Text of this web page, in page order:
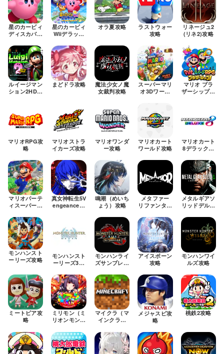
星のカービィ
ディスカバリ
星のカービィ
Wiiデラック
オラ夏攻略
ラストウォー
攻略
リネージュ2
(リネ2)攻略
ルイージマン
ション2HD攻
まどドラ攻略
魔法少女ノ魔
女裁判攻略
スーパーマリ
オ3Dワール
マリオ ブラ
ザーシップ攻
マリオRPG攻
略
マリオストラ
イカーズ攻略
マリオワンダ
ー攻略
マリオカート
ワールド攻略
マリオカート
8デラックス
マリオパーテ
ィスーパース
真女神転生5V
engeance攻
鳴潮（めいち
ょう）攻略
メタファー
リファンタジ
メタルギアソ
リッドデルタ
モンハンスト
ーリーズ攻略
モンハンスト
ーリーズ3攻
モンハンライ
ズサンブレイ
アイスボーン
攻略
モンハンワイ
ルズ攻略
ミートピア攻
略
ミリモン（ミ
リオンモンス
マイクラ（マ
インクラフ
メジャスピ攻
略
桃鉄2攻略